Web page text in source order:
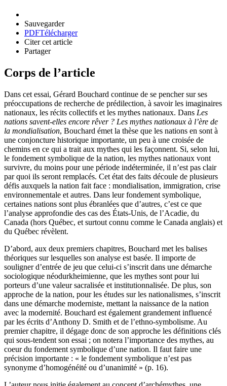
Sauvegarder
PDFTélécharger
Citer cet article
Partager
Corps de l’article
Dans cet essai, Gérard Bouchard continue de se pencher sur ses
préoccupations de recherche de prédilection, à savoir les imaginaires
nationaux, les récits collectifs et les mythes nationaux. Dans Les
nations savent-elles encore rêver ? Les mythes nationaux à l’ère de
la mondialisation, Bouchard émet la thèse que les nations en sont à
une conjoncture historique importante, un peu à une croisée de
chemins en ce qui a trait aux mythes qui les façonnent. Si, selon lui,
le fondement symbolique de la nation, les mythes nationaux vont
survivre, du moins pour une période indéterminée, il n’est pas clair
par quoi ils seront remplacés. Cet état des faits découle de plusieurs
défis auxquels la nation fait face : mondialisation, immigration, crise
environnementale et autres. Dans leur fondement symbolique,
certaines nations sont plus ébranlées que d’autres, c’est ce que
l’analyse approfondie des cas des États-Unis, de l’Acadie, du
Canada (hors Québec, et surtout connu comme le Canada anglais) et
du Québec révèlent.
D’abord, aux deux premiers chapitres, Bouchard met les balises
théoriques sur lesquelles son analyse est basée. Il importe de
souligner d’entrée de jeu que celui-ci s’inscrit dans une démarche
sociologique néodurkheimienne, que les mythes sont pour lui
porteurs d’une valeur sacralisée et institutionnalisée. De plus, son
approche de la nation, pour les études sur les nationalismes, s’inscrit
dans une démarche moderniste, mettant la naissance de la nation
avec la modernité. Bouchard est également grandement influencé
par les écrits d’Anthony D. Smith et de l’ethno-symbolisme. Au
premier chapitre, il dégage donc de son approche les définitions clés
qui sous-tendent son essai ; on notera l’importance des mythes, au
coeur du fondement symbolique d’une nation. Il faut faire une
précision importante : « le fondement symbolique n’est pas
synonyme d’homogénéité ou d’unanimité » (p. 16).